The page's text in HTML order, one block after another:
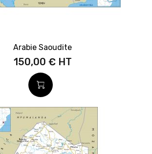
Arabie Saoudite
150,00 €